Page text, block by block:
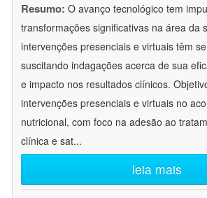
Resumo: O avanço tecnológico tem
transformações significativas na área da
intervenções presenciais e virtuais têm
suscitando indagações acerca de sua
e impacto nos resultados clínicos.
intervenções presenciais e virtuais no
nutricional, com foco na adesão ao
clínica e sat...
leia mais